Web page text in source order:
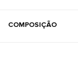
COMPOSIÇÃO